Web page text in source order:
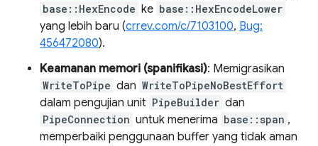
base::HexEncode ke base::HexEncodeLower
yang lebih baru (crrev.com/c/7103100, Bug:
456472080).
Keamanan memori (spanifikasi): Memigrasikan
WriteToPipe dan WriteToPipeNoBestEffort
dalam pengujian unit PipeBuilder dan
PipeConnection untuk menerima base::span ,
memperbaiki penggunaan buffer yang tidak aman